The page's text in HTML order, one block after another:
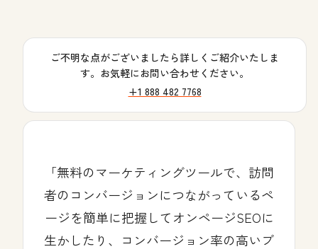
ご不明な点がございましたら詳しくご紹介いたしま
す。お気軽にお問い合わせください。
+1 888 482 7768
無料のマーケティングツールで、訪問
者のコンバージョンにつながっているペ
ージを簡単に把握してオンページSEOに
生かしたり、コンバージョン率の高いブ